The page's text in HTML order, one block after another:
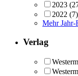
2023
2022 (7)
Mehr Jahr-
Verlag